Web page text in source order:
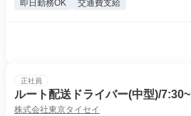
即日勤務OK 交通費支給
正社員
ルート配送ドライバー(中型)/
株式会社東京タイセイ